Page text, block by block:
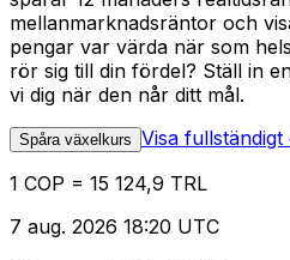
mellanmarknadsräntor och
pengar var värda när som
rör sig till din fördel? Ställ in
vi dig när den når ditt mål.
Spåra växelkurs Visa fullständigt
1 COP = 15 124,9 TRL
7 aug. 2026 18:20 UTC